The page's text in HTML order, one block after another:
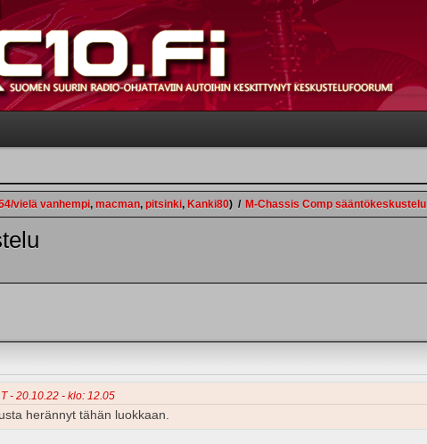
vielä vanhempi, macman, pitsinki, Kanki80) / M-Chassis Comp sääntökeskustelu
- 20.10.22 - klo: 12.05
herännyt tähän luokkaan.